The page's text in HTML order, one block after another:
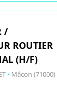
/
ROUTIER
(H/F)
• Mâcon (71000)